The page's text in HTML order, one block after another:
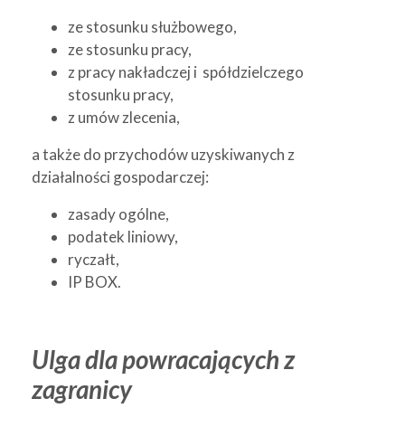
ze stosunku służbowego,
ze stosunku pracy,
z pracy nakładczej i spółdzielczego
stosunku pracy,
z umów zlecenia,
a także do przychodów uzyskiwanych z
działalności gospodarczej:
zasady ogólne,
podatek liniowy,
ryczałt,
IP BOX.
Ulga dla powracających z
zagranicy